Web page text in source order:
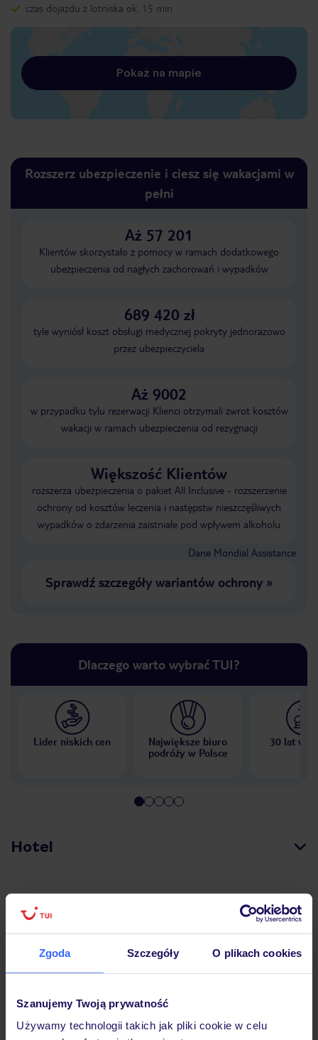
Zgoda Szczegóły O plikach cookies
Szanujemy Twoją prywatność
Używamy technologii takich jak pliki cookie w celu
czas dojazdu z lotniska ok. 15 min
Pokaż na mapie
Rozszerz ubezpieczenie i ciesz się wakacjami w
pełni
Aż 57 201
Klientów skorzystało z pomocy w ramach dodatkowego
ubezpieczenia od nagłych zachorowań i wypadków
689 420 zł
tyle wyniósł koszt obsługi medycznej pokryty jednorazowo
przez ubezpieczyciela
Aż 9002
w przypadku tylu rezerwacji Klienci otrzymali zwrot kosztów
wakacji w ramach ubezpieczenia od rezygnacji
Większość Klientów
rozszerza ubezpieczenia o pakiet All Inclusive - rozszerzenie
ochrony od kosztów leczenia i następstw nieszczęśliwych
wypadków o zdarzenia zaistniałe pod wpływem alkoholu
Dane Mondial Assistance
Sprawdź szczegóły wariantów ochrony»
Dlaczego warto wybrać TUI?
Lider niskich cen
Największe biuro
podróży w Polsce
30 lat w
Hotel
Opinie
Pokoje
Wyżywienie